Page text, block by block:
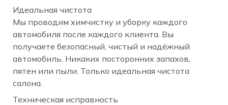
Идеальная чистота
Мы проводим химчистку и уборку каждого
автомобиля после каждого клиента. Вы
получаете безопасный, чистый и надёжный
автомобиль. Никаких посторонних запахов,
пятен или пыли. Только идеальная чистота
салона.
Техническая исправность